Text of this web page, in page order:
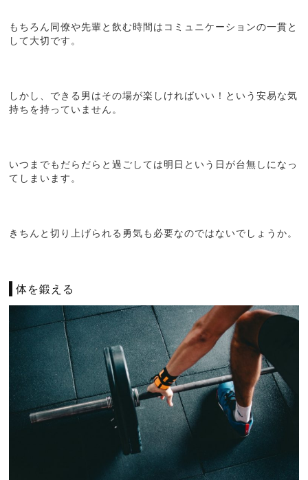
もちろん同僚や先輩と飲む時間はコミュニケーションの一貫と
して大切です。
しかし、できる男はその場が楽しければいい！という安易な気
持ちを持っていません。
いつまでもだらだらと過ごしては明日という日が台無しになっ
てしまいます。
きちんと切り上げられる勇気も必要なのではないでしょうか。
体を鍛える